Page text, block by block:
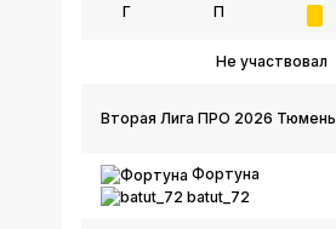
Г П
Не участвовал
Вторая Лига ПРО 2026 Тюмень
Фортуна
batut_72